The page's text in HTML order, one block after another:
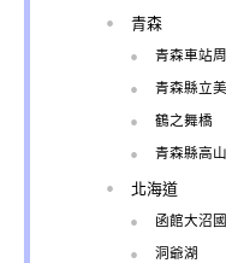
青森
青森車站
青森縣立
鶴之舞橋
青森縣高
北海道
函館大沼
洞爺湖